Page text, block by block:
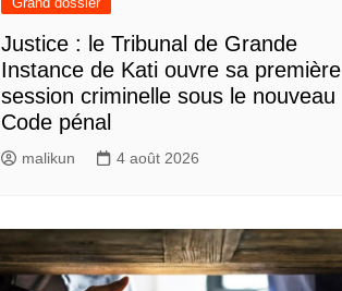
Justice : le Tribunal de Grande
Instance de Kati ouvre sa première
session criminelle sous le nouveau
Code pénal
malikun 4 août 2026